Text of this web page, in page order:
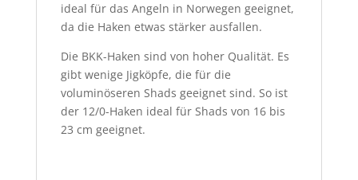
ideal für das Angeln in Norwegen geeignet,
da die Haken etwas stärker ausfallen.
Die BKK-Haken sind von hoher Qualität. Es
gibt wenige Jigköpfe, die für die
voluminöseren Shads geeignet sind. So ist
der 12/0-Haken ideal für Shads von 16 bis
23 cm geeignet.